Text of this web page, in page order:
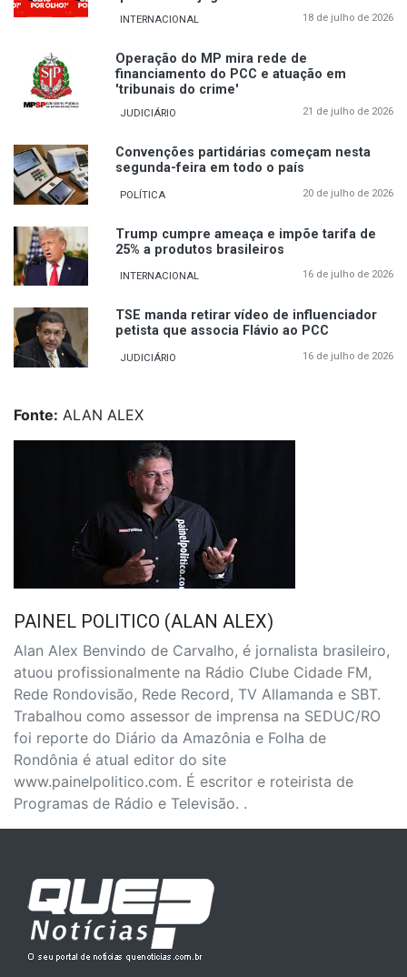
INTERNACIONAL 18 de julho de 2026
Operação do MP mira rede de
financiamento do PCC e atuação em
'tribunais do crime'
JUDICIÁRIO 21 de julho de 2026
Convenções partidárias começam nesta
segunda-feira em todo o país
POLÍTICA 20 de julho de 2026
Trump cumpre ameaça e impõe tarifa de
25% a produtos brasileiros
INTERNACIONAL 16 de julho de 2026
TSE manda retirar vídeo de influenciador
petista que associa Flávio ao PCC
JUDICIÁRIO 16 de julho de 2026
Fonte: ALAN ALEX
PAINEL POLITICO (ALAN ALEX)
Alan Alex Benvindo de Carvalho, é jornalista brasileiro,
atuou profissionalmente na Rádio Clube Cidade FM,
Rede Rondovisão, Rede Record, TV Allamanda e SBT.
Trabalhou como assessor de imprensa na SEDUC/RO
foi reporte do Diário da Amazônia e Folha de
Rondônia é atual editor do site
www.painelpolitico.com. É escritor e roteirista de
Programas de Rádio e Televisão. .